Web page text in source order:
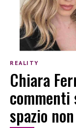
REALITY
Chiara
commenti
spazio